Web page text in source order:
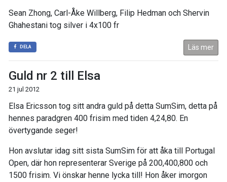
Sean Zhong, Carl-Åke Willberg, Filip Hedman och Shervin
Ghahestani tog silver i 4x100 fr
DELA Läs mer
Guld nr 2 till Elsa
21 jul 2012
Elsa Ericsson tog sitt andra guld på detta SumSim, detta på
hennes paradgren 400 frisim med tiden 4,24,80. En
övertygande seger!
Hon avslutar idag sitt sista SumSim för att åka till Portugal
Open, där hon representerar Sverige på 200,400,800 och
1500 frisim. Vi önskar henne lycka till! Hon åker imorgon